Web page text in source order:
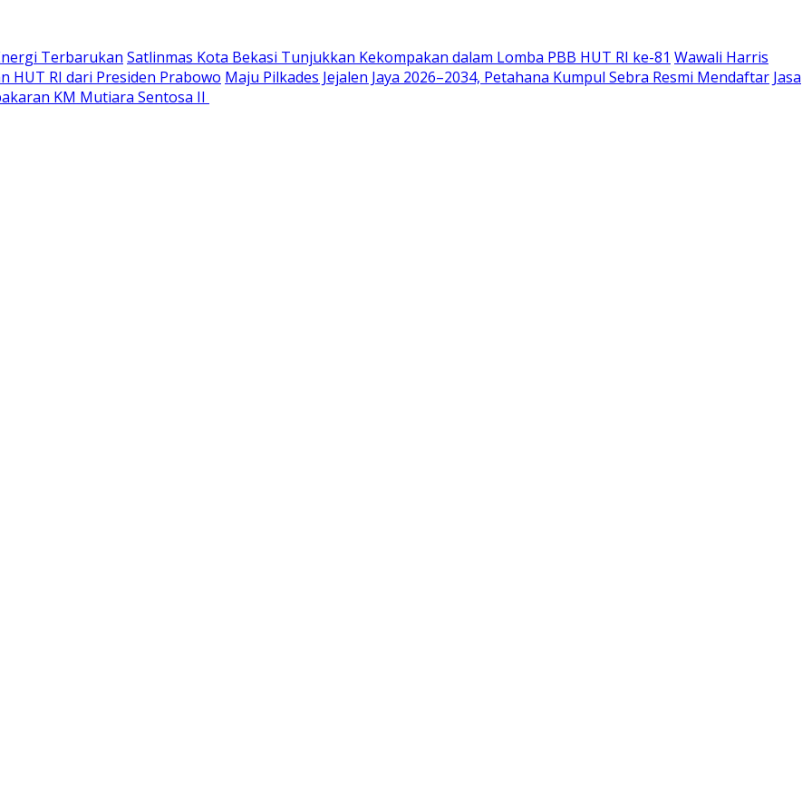
Terbarukan Satlinmas Kota Bekasi Tunjukkan Kekompakan dalam Lomba PBB HUT RI ke-81 Wawali Harris
HUT RI dari Presiden Prabowo Maju Pilkades Jejalen Jaya 2026–2034, Petahana Kumpul Sebra Resmi Mendaftar Jasa
KM Mutiara Sentosa II